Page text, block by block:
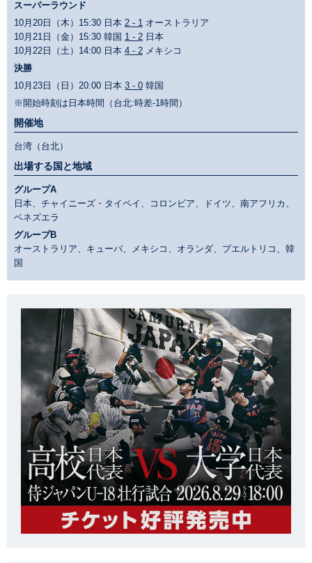
スーパーラウンド
10月20日（木）15:30 日本 2 - 1 オーストラリア
10月21日（金）15:30 韓国 1 - 2 日本
10月22日（土）14:00 日本 4 - 2 メキシコ
決勝
10月23日（日）20:00 日本 3 - 0 韓国
※開始時刻は日本時間（台北:時差-1時間）
開催地
台湾（台北）
出場する国と地域
グループA
日本、チャイニーズ・タイペイ、コロンビア、ドイツ、南アフリカ、
ベネズエラ
グループB
オーストラリア、キューバ、メキシコ、オランダ、プエルトリコ、韓
国